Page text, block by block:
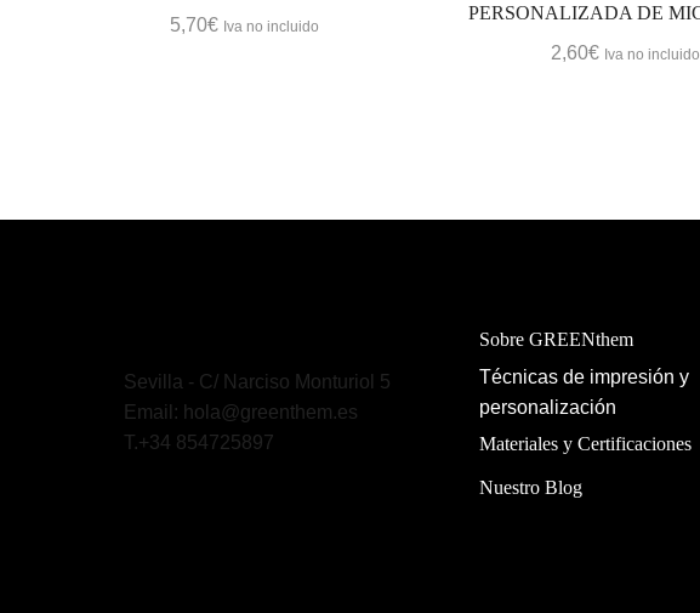
5,70€ Iva no incluido
PERSONALIZADA DE
2,60€ Iva no incluido
Sevilla - C/ Narciso Monturiol 5
Email: hola@greenthem.es
T.+34 854725897
Sobre GREENthem
Técnicas de impresión y
personalización
Materiales y Certificaciones
Nuestro Blog